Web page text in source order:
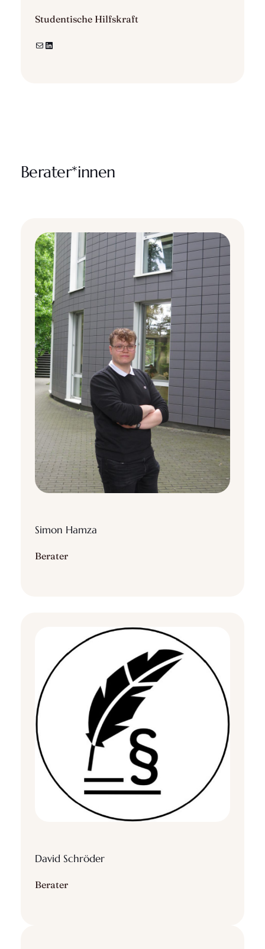
Studentische Hilfskraft
E-Mail LinkedIn
Berater*innen
Simon Hamza
Berater
David Schröder
Berater